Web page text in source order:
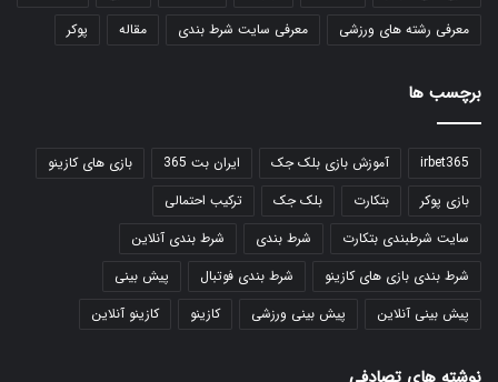
معرفی رشته های ورزشی
معرفی سایت شرط بندی مقاله پوکر
برچسب ها
irbet365 آموزش بازی بلک جک ایران بت 365
بازی های کازینو
بازی پوکر
بتکارت بلک جک
ترکیب احتمالی
سایت شرطبندی بتکارت
شرط بندی
شرط بندی آنلاین
شرط بندی بازی های کازینو
شرط بندی فوتبال
پیش بینی
پیش بینی آنلاین
پیش بینی ورزشی کازینو کازینو آنلاین